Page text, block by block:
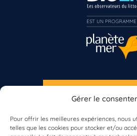
Gérer le
Pour offrir les meilleures expériences, nous
telles que les cookies pour stocker et/ou
S'INSCRIRE À LA